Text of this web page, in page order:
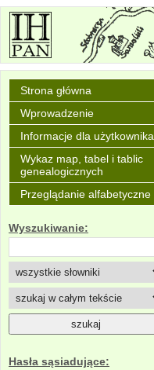
Strona główna
Wprowadzenie
Informacje dla użytkownika
Wykaz map, tabel i tablic
genealogicznych
Przeglądanie alfabetyczne
Wyszukiwanie:
Hasła sąsiadujące: